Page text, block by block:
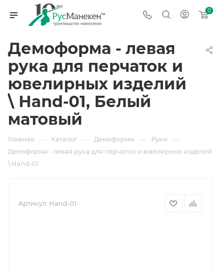
0
Демоформа - левая
рука для перчаток и
ювелирных изделий
\ Hand-01, Белый
матовый
Главная — Каталог — Демоформы — Руки —
Демоформа - левая рука для перчаток и ювелирных изделий
\ Hand-01
Артикул: Hand-01